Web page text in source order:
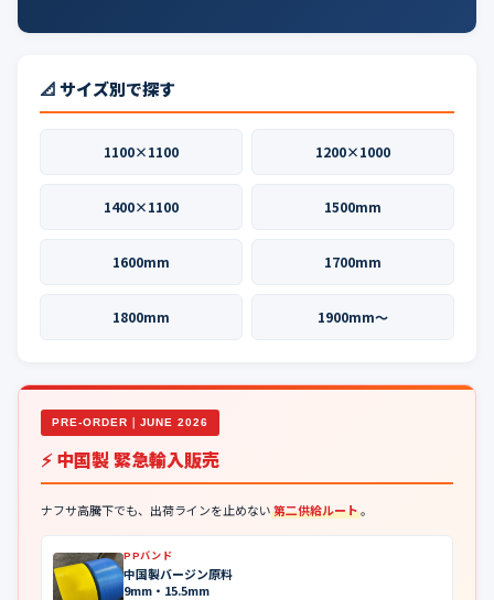
📐 サイズ別で探す
1100×1100 1200×1000
1400×1100 1500mm
1600mm 1700mm
1800mm 1900mm〜
PRE-ORDER｜JUNE 2026
⚡ 中国製 緊急輸入販売
ナフサ高騰下でも、出荷ラインを止めない第二供給ルート。
PPバンド
中国製バージン原料
9mm・15.5mm